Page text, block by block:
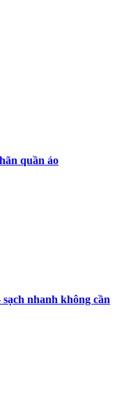
quần áo
nhanh không cần